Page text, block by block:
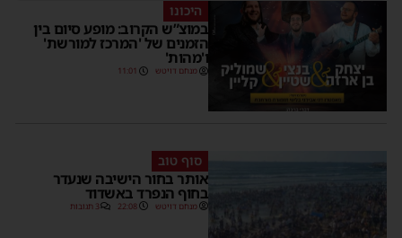
היכונו
במוצ”ש הקרוב: מופע סיום בין
הזמנים של 'המרכז למורשת'
ו'מהות'
מנחם דויטש 11:01
סוף טוב
אותר בחור הישיבה שנעדר
בחוף הנפרד באשדוד
מנחם דויטש 22:08 3 תגובות